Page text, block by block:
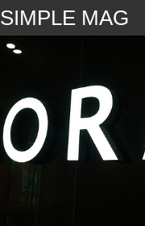
SIMPLE MAG